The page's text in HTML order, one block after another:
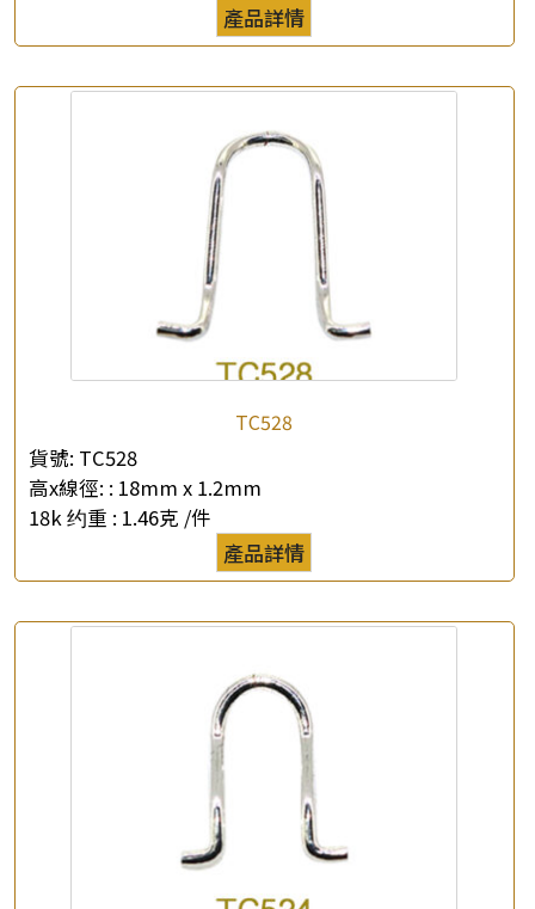
查詢以下產品
產品詳情
TC528
貨號: TC528
高x線徑: : 18mm x 1.2mm
18k 约重 : 1.46克 /件
產品詳情